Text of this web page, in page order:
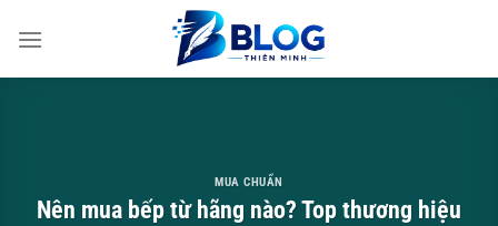
qua
MUA CHUẨN
Nên mua bếp từ hãng nào? Top thương hiệu